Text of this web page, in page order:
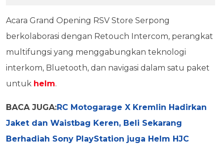
Acara Grand Opening RSV Store Serpong
berkolaborasi dengan Retouch Intercom, perangkat
multifungsi yang menggabungkan teknologi
interkom, Bluetooth, dan navigasi dalam satu paket
untuk helm.
BACA JUGA:RC Motogarage X Kremlin Hadirkan
Jaket dan Waistbag Keren, Beli Sekarang
Berhadiah Sony PlayStation juga Helm HJC